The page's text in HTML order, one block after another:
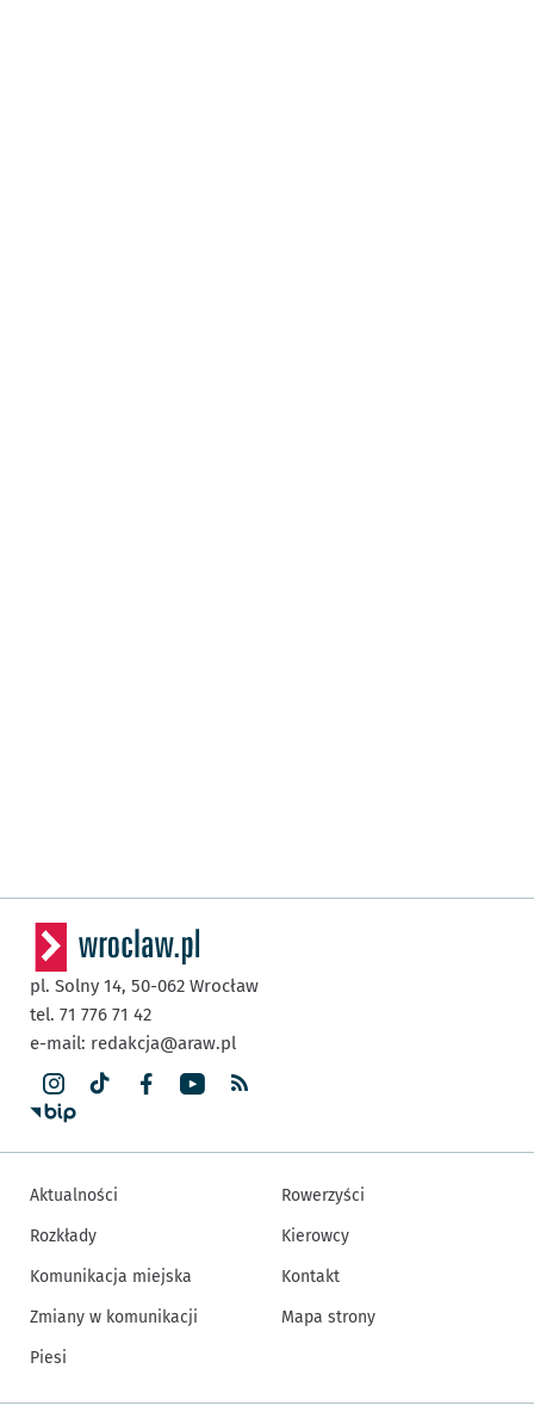
pl. Solny 14, 50-062 Wrocław
tel. 71 776 71 42
e-mail: redakcja@araw.pl
Aktualności
Rozkłady
Komunikacja miejska
Zmiany w komunikacji
Piesi
Rowerzyści
Kierowcy
Kontakt
Mapa strony